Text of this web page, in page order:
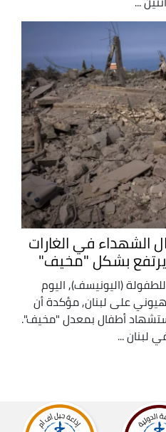
الشهداء في الغارات
بشكل "مخيف"
(اليونيسف), اليوم
على لبنان, مؤكدة أن
أطفال بمعدل "مخيف".
...